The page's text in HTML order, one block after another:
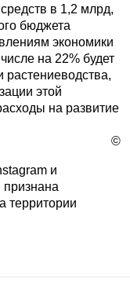
в 1,2 млрд,
бюджета
экономики
на 22% будет
этой
на развитие
©
и
признана
территории